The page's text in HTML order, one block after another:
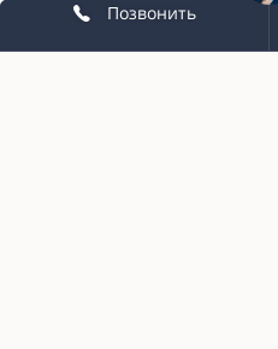
Мебель на заказ
ПОДРОБНЕЕ
Позвонить